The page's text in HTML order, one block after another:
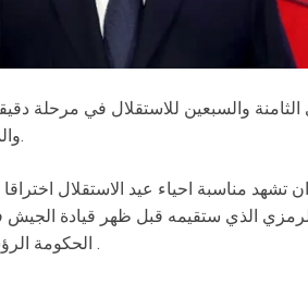
الثامنة والسبعين للاستقلال في مرحلة
والمعيشية والمالية حدا لم يشهده لبنان سابقا.
تشهد مناسبة احياء عيد الاستقلال
الذي ستقيمه قبل ظهر قيادة الجيش
الحكومة الرؤساء ميشال عون ونبيه بري ونجيب ميقاتي .